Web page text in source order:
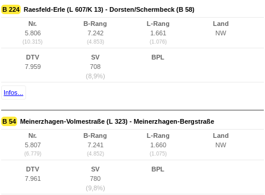
B 224 Raesfeld-Erle (L 607/K 13) - Dorsten/Schermbeck (B 58)
Nr.
5.806
(10.315)
B-Rang
7.242
(4.853)
L-Rang
1.661
(1.076)
Land
NW
DTV
7.959
SV
708
(8,9%)
BPL
Infos...
B 54 Meinerzhagen-Volmestraße (L 323) - Meinerzhagen-Bergstraße
Nr.
5.807
(6.779)
B-Rang
7.241
(4.852)
L-Rang
1.660
(1.075)
Land
NW
DTV
7.961
SV
780
(9,8%)
BPL